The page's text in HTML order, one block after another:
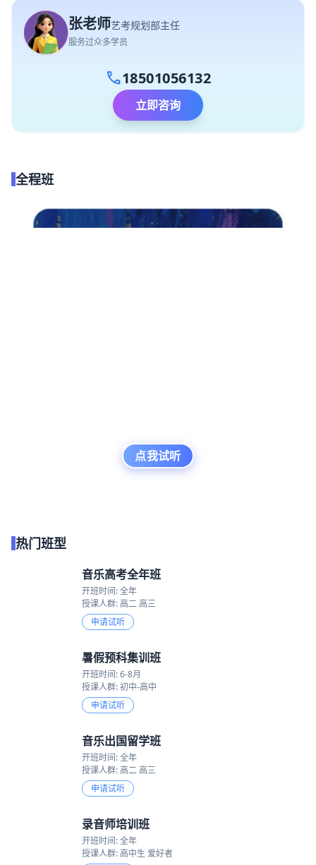
张老师艺考规划部主任
服务过众多学员
call18501056132
立即咨询
全程班
点我试听
热门班型
音乐高考全年班
开班时间: 全年
授课人群: 高二 高三
申请试听
暑假预科集训班
开班时间: 6-8月
授课人群: 初中-高中
申请试听
音乐出国留学班
开班时间: 全年
授课人群: 高二 高三
申请试听
录音师培训班
开班时间: 全年
授课人群: 高中生 爱好者